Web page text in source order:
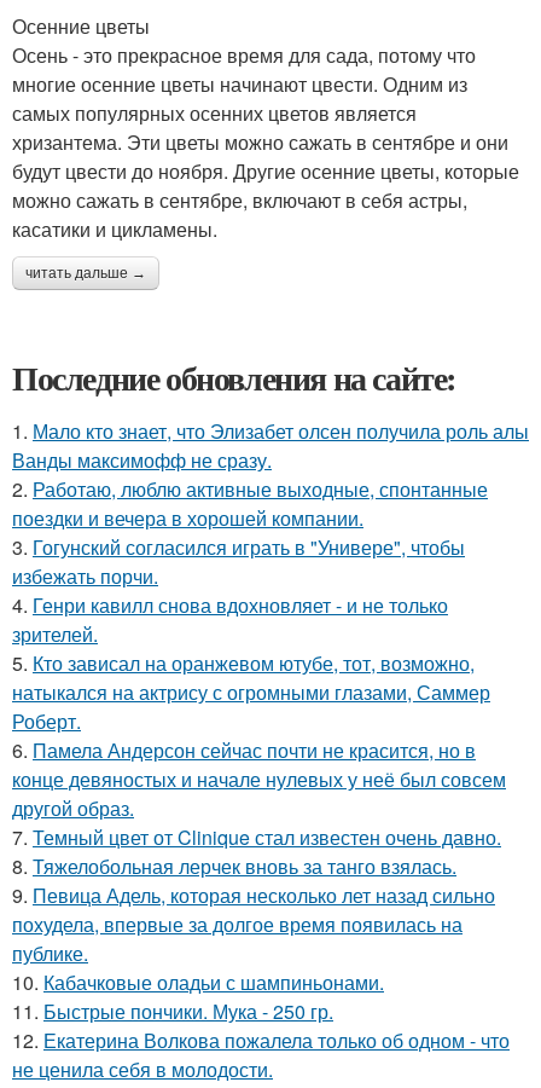
Осенние цветы
Осень - это прекрасное время для сада, потому что
многие осенние цветы начинают цвести. Одним из
самых популярных осенних цветов является
хризантема. Эти цветы можно сажать в сентябре и они
будут цвести до ноября. Другие осенние цветы, которые
можно сажать в сентябре, включают в себя астры,
касатики и цикламены.
читать дальше →
Последние обновления на сайте:
1. Мало кто знает, что Элизабет олсен получила роль алы
Ванды максимофф не сразу.
2. Работаю, люблю активные выходные, спонтанные
поездки и вечера в хорошей компании.
3. Гогунский согласился играть в "Универе", чтобы
избежать порчи.
4. Генри кавилл снова вдохновляет - и не только
зрителей.
5. Кто зависал на оранжевом ютубе, тот, возможно,
натыкался на актрису с огромными глазами, Саммер
Роберт.
6. Памела Андерсон сейчас почти не красится, но в
конце девяностых и начале нулевых у неё был совсем
другой образ.
7. Темный цвет от Clinique стал известен очень давно.
8. Тяжелобольная лерчек вновь за танго взялась.
9. Певица Адель, которая несколько лет назад сильно
похудела, впервые за долгое время появилась на
публике.
10. Кабачковые оладьи с шампиньонами.
11. Быстрые пончики. Мука - 250 гр.
12. Екатерина Волкова пожалела только об одном - что
не ценила себя в молодости.